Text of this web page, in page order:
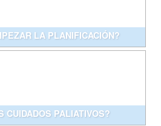
LA PLANIFICACIÓN?
CUIDADOS PALIATIVOS?